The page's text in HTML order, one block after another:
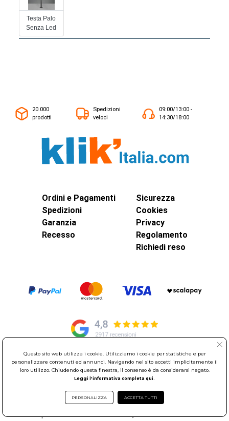
Testa Palo
Senza Led
20.000
prodotti
Spedizioni
veloci
09:00/13:00 -
14:30/18:00
Ordini e Pagamenti
Spedizioni
Garanzia
Recesso
Sicurezza
Cookies
Privacy
Regolamento
Richiedi reso
© Elettroservice Spa - Sede Legale: Via Leonardo da Vinci, 40 -
00015 Monterotondo Scalo (RM)
Sociale 1.600.000,00 Euro i.v. Iscritto al Registro delle Imprese di
Roma REA: RM-535144
Questo sito web utilizza i cookie. Utilizziamo i cookie per statistiche e per
personalizzare contenuti ed annunci. Navigando nel sito accetti implicitamente il
loro utilizzo. Chiudendo questa finestra, il consenso è da considerarsi negato.
Leggi l'informativa completa qui.
PERSONALIZZA ACCETTA TUTTI